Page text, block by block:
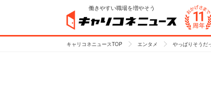
働きやすい職場を増やそう
キャリコネニュースTOP エンタメ やっぱりそうだ